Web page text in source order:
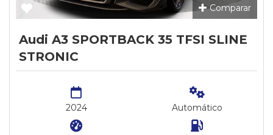
Comparar
Audi A3 SPORTBACK 35 TFSI SLINE
STRONIC
2024 Automático